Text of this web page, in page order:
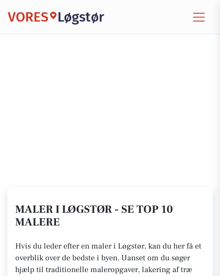
VORES Løgstør
MALER I LØGSTØR - SE TOP 10
MALERE
Hvis du leder efter en maler i Løgstør, kan du her få et
overblik over de bedste i byen. Uanset om du søger
hjælp til traditionelle maleropgaver, lakering af træ